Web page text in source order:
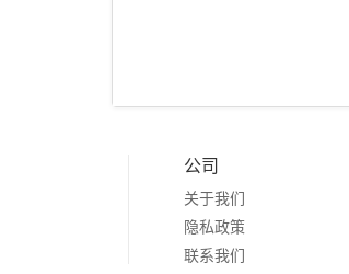
公司
关于我们
隐私政策
联系我们